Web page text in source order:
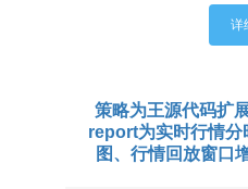
详
策略为王源代码扩
report为实时行情分
图、行情回放窗口